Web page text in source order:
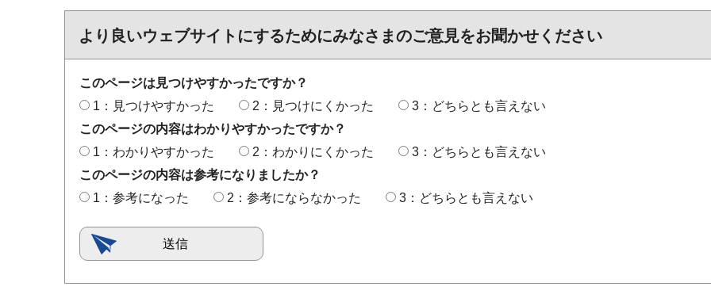
より良いウェブサイトにするためにみなさまのご意見をお聞かせください
このページは見つけやすかったですか？
1：見つけやすかった
2：見つけにくかった
3：どちらとも言えない
このページの内容はわかりやすかったですか？
1：わかりやすかった
2：わかりにくかった
3：どちらとも言えない
このページの内容は参考になりましたか？
1：参考になった
2：参考にならなかった 3：どちらとも言えない